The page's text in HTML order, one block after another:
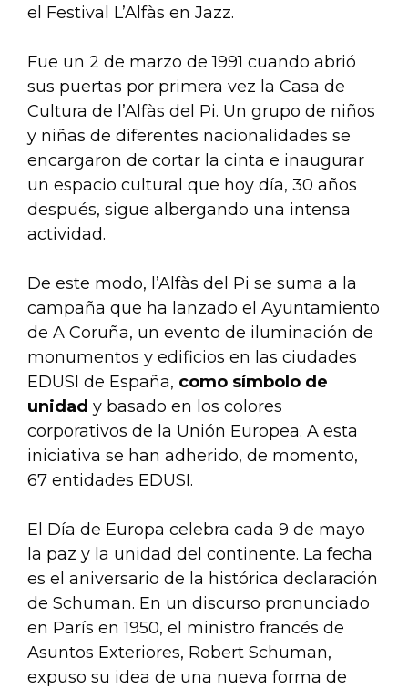
el Festival L’Alfàs en Jazz.
Fue un 2 de marzo de 1991 cuando abrió
sus puertas por primera vez la Casa de
Cultura de l’Alfàs del Pi. Un grupo de niños
y niñas de diferentes nacionalidades se
encargaron de cortar la cinta e inaugurar
un espacio cultural que hoy día, 30 años
después, sigue albergando una intensa
actividad.
De este modo, l’Alfàs del Pi se suma a la
campaña que ha lanzado el Ayuntamiento
de A Coruña, un evento de iluminación de
monumentos y edificios en las ciudades
EDUSI de España, como símbolo de
unidad y basado en los colores
corporativos de la Unión Europea. A esta
iniciativa se han adherido, de momento,
67 entidades EDUSI.
El Día de Europa celebra cada 9 de mayo
la paz y la unidad del continente. La fecha
es el aniversario de la histórica declaración
de Schuman. En un discurso pronunciado
en París en 1950, el ministro francés de
Asuntos Exteriores, Robert Schuman,
expuso su idea de una nueva forma de